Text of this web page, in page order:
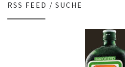
RSS FEED / SUCHE